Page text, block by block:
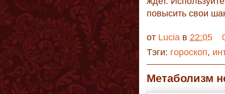
повысить свои
от Lucia в 22:05
Тэги: гороскоп,
Метаболизм